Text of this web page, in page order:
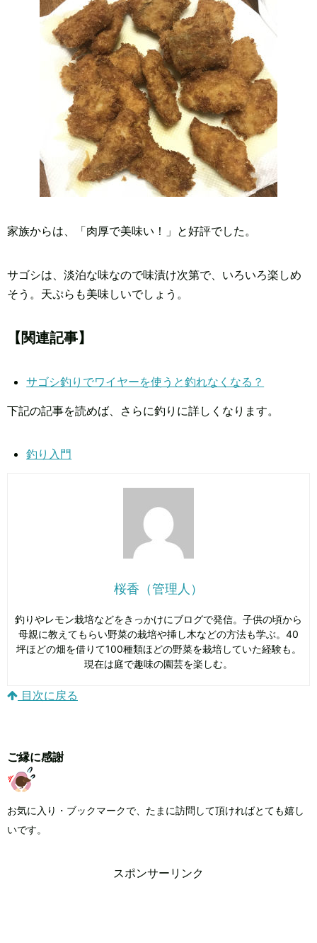
家族からは、「肉厚で美味い！」と好評でした。
サゴシは、淡泊な味なので味漬け次第で、いろいろ楽しめ
そう。天ぷらも美味しいでしょう。
【関連記事】
サゴシ釣りでワイヤーを使うと釣れなくなる？
下記の記事を読めば、さらに釣りに詳しくなります。
釣り入門
桜香（管理人）
釣りやレモン栽培などをきっかけにブログで発信。子供の頃から
母親に教えてもらい野菜の栽培や挿し木などの方法も学ぶ。40
坪ほどの畑を借りて100種類ほどの野菜を栽培していた経験も。
現在は庭で趣味の園芸を楽しむ。
目次に戻る
ご縁に感謝
お気に入り・ブックマークで、たまに訪問して頂ければとても嬉し
いです。
スポンサーリンク